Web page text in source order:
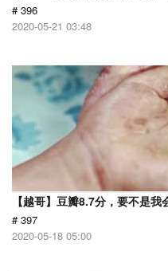
# 396
2020-05-21 03:48
【越哥】豆瓣8.7分，要不是
# 397
2020-05-18 05:00